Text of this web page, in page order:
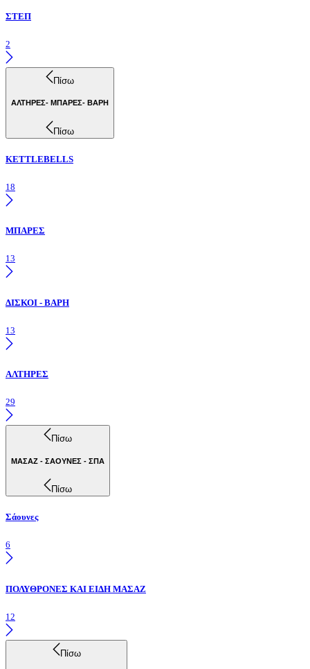
ΣΤΕΠ
2
Πίσω
ΑΛΤΗΡΕΣ- ΜΠΑΡΕΣ- ΒΑΡΗ
Πίσω
KETTLEBELLS
18
ΜΠΑΡΕΣ
13
ΔΙΣΚΟΙ - ΒΑΡΗ
13
ΑΛΤΗΡΕΣ
29
Πίσω
ΜΑΣΑΖ - ΣΑΟΥΝΕΣ - ΣΠΑ
Πίσω
Σάουνες
6
ΠΟΛΥΘΡΟΝΕΣ ΚΑΙ ΕΙΔΗ ΜΑΣΑΖ
12
Πίσω